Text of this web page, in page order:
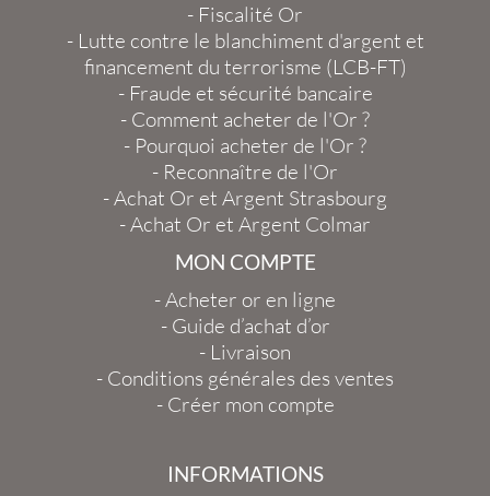
- Fiscalité Or
- Lutte contre le blanchiment d'argent et
financement du terrorisme (LCB-FT)
- Fraude et sécurité bancaire
- Comment acheter de l'Or ?
- Pourquoi acheter de l'Or ?
- Reconnaître de l'Or
-Achat Or et Argent Strasbourg
-Achat Or et Argent Colmar
MON COMPTE
-Acheter or en ligne
- Guide d’achat d’or
- Livraison
- Conditions générales des ventes
- Créer mon compte
INFORMATIONS